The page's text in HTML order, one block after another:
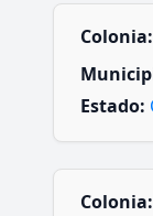
Colonia:
Estado:
Colonia: